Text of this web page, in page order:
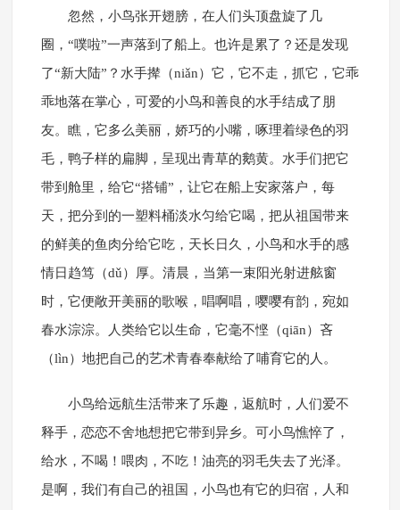
忽然，小鸟张开翅膀，在人们头顶盘旋了几
圈，“噗啦”一声落到了船上。也许是累了？还是发现
了“新大陆”？水手撵（niǎn）它，它不走，抓它，它乖
乖地落在掌心，可爱的小鸟和善良的水手结成了朋
友。瞧，它多么美丽，娇巧的小嘴，啄理着绿色的羽
毛，鸭子样的扁脚，呈现出青草的鹅黄。水手们把它
带到舱里，给它“搭铺”，让它在船上安家落户，每
天，把分到的一塑料桶淡水匀给它喝，把从祖国带来
的鲜美的鱼肉分给它吃，天长日久，小鸟和水手的感
情日趋笃（dǔ）厚。清晨，当第一束阳光射进舷窗
时，它便敞开美丽的歌喉，唱啊唱，嘤嘤有韵，宛如
春水淙淙。人类给它以生命，它毫不悭（qiān）吝
（lìn）地把自己的艺术青春奉献给了哺育它的人。
小鸟给远航生活带来了乐趣，返航时，人们爱不
释手，恋恋不舍地想把它带到异乡。可小鸟憔悴了，
给水，不喝！喂肉，不吃！油亮的羽毛失去了光泽。
是啊，我们有自己的祖国，小鸟也有它的归宿，人和